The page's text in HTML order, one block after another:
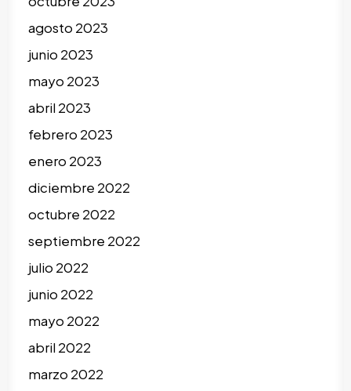
agosto 2023
junio 2023
mayo 2023
abril 2023
febrero 2023
enero 2023
diciembre 2022
octubre 2022
septiembre 2022
julio 2022
junio 2022
mayo 2022
abril 2022
marzo 2022